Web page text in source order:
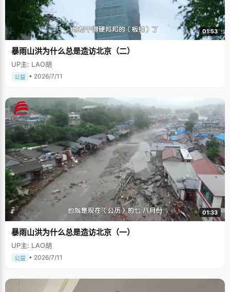
01:53
暴雨山洪为什么总是造访北京（二）
UP主: LAO胡
公益 • 2026/7/11
01:33
暴雨山洪为什么总是造访北京（一）
UP主: LAO胡
公益 • 2026/7/11